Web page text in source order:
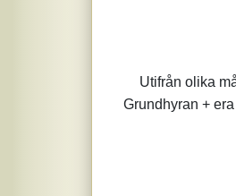
Utifrån olika
Grundhyran +